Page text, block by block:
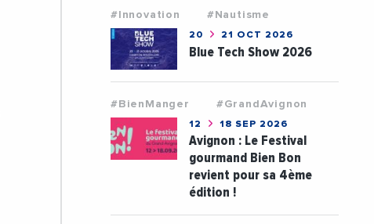
#Innovation #Nautisme
20 21 OCT 2026
Blue Tech Show 2026
#BienManger #GrandAvignon
12 18 SEP 2026
Avignon : Le Festival
gourmand Bien Bon
revient pour sa 4ème
édition !